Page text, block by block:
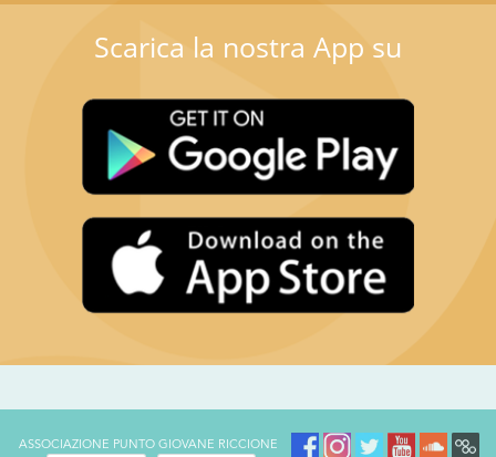
Scarica la nostra App su
ASSOCIAZIONE PUNTO GIOVANE RICCIONE